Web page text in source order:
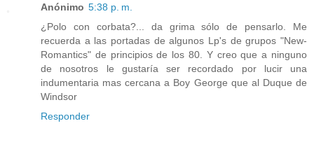
Anónimo 5:38 p. m.
¿Polo con corbata?... da grima sólo de pensarlo. Me
recuerda a las portadas de algunos Lp's de grupos "New-
Romantics" de principios de los 80. Y creo que a ninguno
de nosotros le gustaría ser recordado por lucir una
indumentaria mas cercana a Boy George que al Duque de
Windsor
Responder